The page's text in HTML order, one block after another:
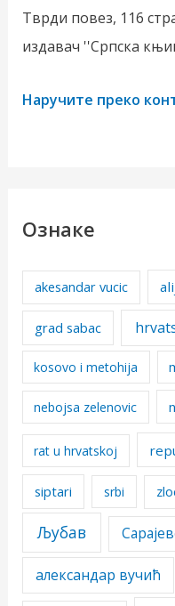
Тврди повез, 116
издавач ''Српска
Наручите преко
Ознаке
akesandar vucic
grad sabac
kosovo i metohija
nebojsa zelenovic
rat u hrvatskoj
siptari srbi
Љубав
александар вучић